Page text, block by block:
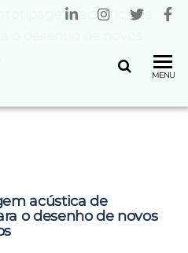
MENU
acústica de
acústica de
o desenho de novos